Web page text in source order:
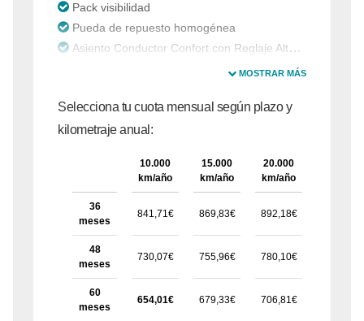
Pack visibilidad
Pueda de repuesto homogénea
Asiento Conductor Confort con Reglaje Altura, Lumbar y Apoyabrazos
MOSTRAR MÁS
Selecciona tu cuota mensual según plazo y
kilometraje anual:
10.000
km/año
15.000
km/año
20.000
km/año
36
meses
841,71€ 869,83€ 892,18€
48
meses
730,07€ 755,96€ 780,10€
60
meses
654,01€ 679,33€ 706,81€